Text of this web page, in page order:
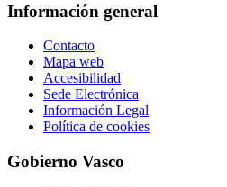
Información general
Contacto
Mapa web
Accesibilidad
Sede Electrónica
Información Legal
Política de cookies
Gobierno Vasco